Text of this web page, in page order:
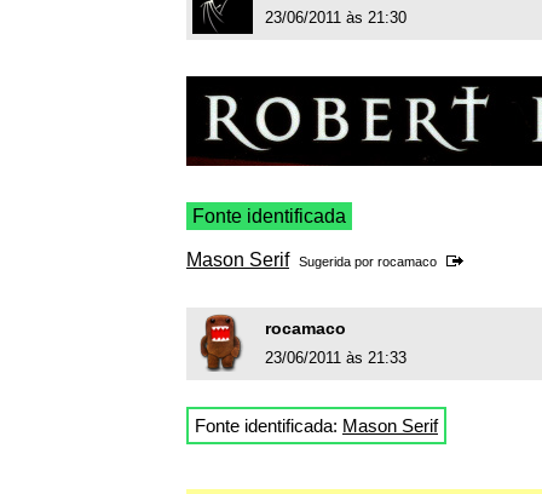
23/06/2011 às 21:30
Fonte identificada
Mason Serif Sugerida por rocamaco
rocamaco
23/06/2011 às 21:33
Fonte identificada: Mason Serif